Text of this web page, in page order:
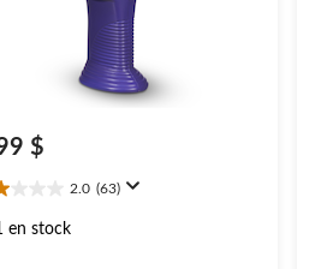
$
2.0 (63)
en stock